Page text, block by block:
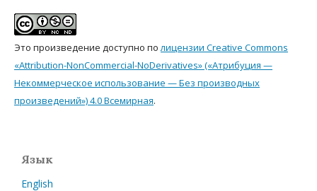
Это произведение доступно полицензии Creative Commons
«Attribution-NonCommercial-NoDerivatives» («Атрибуция —
Некоммерческое использование — Без производных
произведений») 4.0 Всемирная.
Язык
English